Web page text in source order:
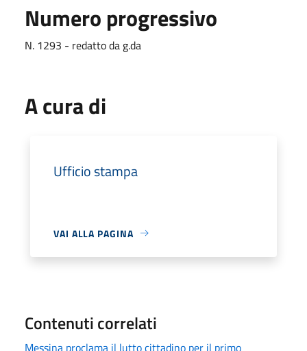
Numero progressivo
N. 1293 - redatto da g.da
A cura di
Ufficio stampa
VAI ALLA PAGINA
Contenuti correlati
Messina proclama il lutto cittadino per il primo